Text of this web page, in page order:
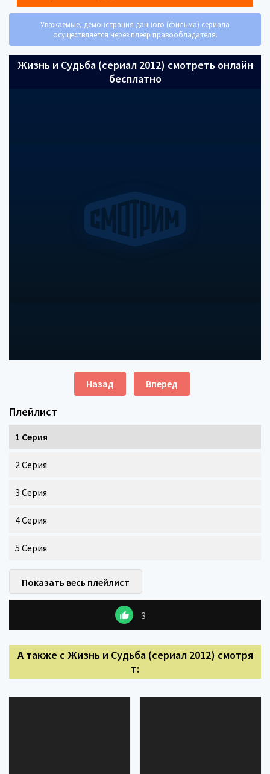
Уважаемые, демонстрация данного (фильма) сериала
осуществляется через плеер правообладателя.
Жизнь и Судьба (сериал 2012) смотреть онлайн
бесплатно
Назад Вперед
Плейлист
1 Серия
2 Серия
3 Серия
4 Серия
5 Серия
Показать весь плейлист
3
А также с Жизнь и Судьба (сериал 2012) смотря
т: